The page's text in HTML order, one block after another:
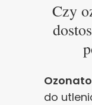
Czy
do